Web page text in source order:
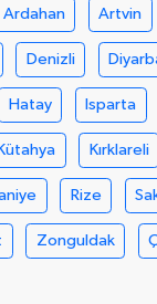
Ardahan Artvin
Denizli
Hatay Isparta
Kütahya Kırklareli
Rize
Zonguldak